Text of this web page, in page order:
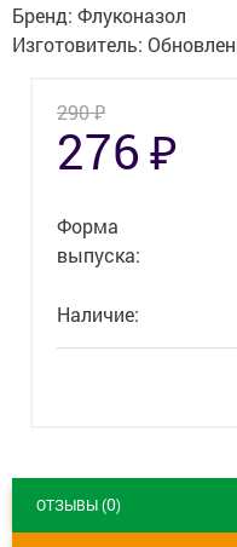
Мама и малыш
Витамины и БАД
+7 (495) 921-40-74
Бренд: Флуконазол
Изготовитель:
290₽
276₽
Форма
выпуска:
Наличие:
ОТЗЫВЫ (0)